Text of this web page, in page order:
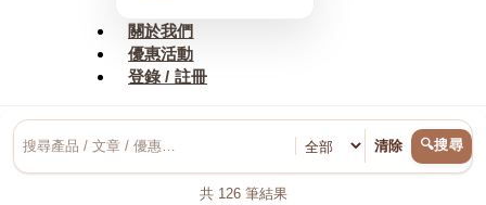
關於我們
優惠活動
登錄 / 註冊
清除 🔍搜尋
共 126筆結果